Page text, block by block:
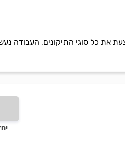
את כל סוגי התיקונים, העבודה